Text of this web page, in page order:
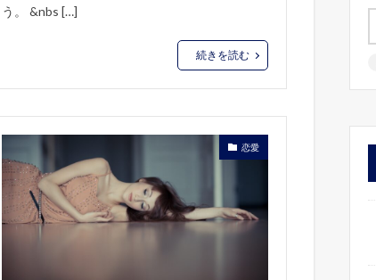
う。 &nbs […]
続きを読む
恋愛